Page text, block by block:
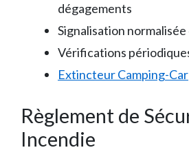
dégagements
Signalisation
Vérifications
Extincteur Camping-Car
Règlement de
Incendie